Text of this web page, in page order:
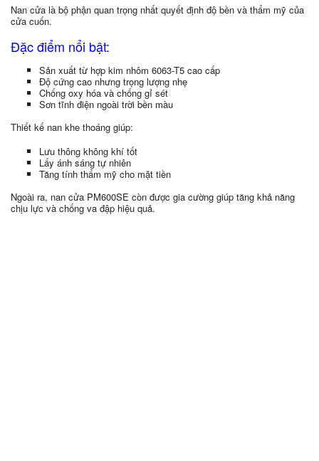
Nan cửa là bộ phận quan trọng nhất quyết định độ bền và thẩm mỹ của
cửa cuốn.
Đặc điểm nổi bật:
Sản xuất từ hợp kim nhôm 6063-T5 cao cấp
Độ cứng cao nhưng trọng lượng nhẹ
Chống oxy hóa và chống gỉ sét
Sơn tĩnh điện ngoài trời bền màu
Thiết kế nan khe thoáng giúp:
Lưu thông không khí tốt
Lấy ánh sáng tự nhiên
Tăng tính thẩm mỹ cho mặt tiền
Ngoài ra, nan cửa PM600SE còn được gia cường giúp tăng khả năng
chịu lực và chống va đập hiệu quả.